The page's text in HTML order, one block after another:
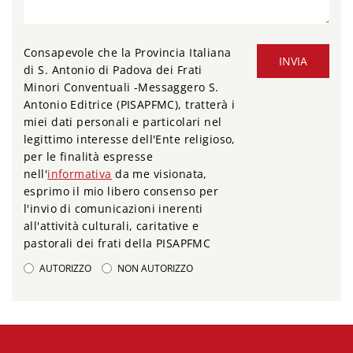
INVIA
Consapevole che la Provincia Italiana
di S. Antonio di Padova dei Frati
Minori Conventuali -Messaggero S.
Antonio Editrice (PISAPFMC), tratterà i
miei dati personali e particolari nel
legittimo interesse dell'Ente religioso,
per le finalità espresse
nell'informativa da me visionata,
esprimo il mio libero consenso per
l'invio di comunicazioni inerenti
all'attività culturali, caritative e
pastorali dei frati della PISAPFMC
AUTORIZZO NON AUTORIZZO